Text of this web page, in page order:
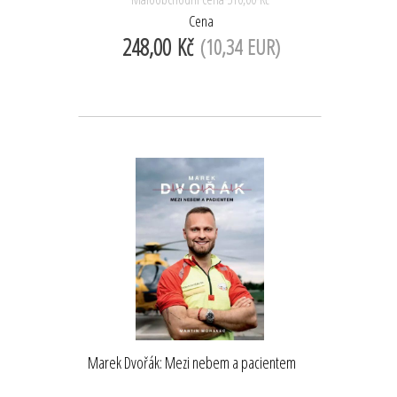
Cena
248,00 Kč (10,34 EUR)
Marek Dvořák: Mezi nebem a pacientem